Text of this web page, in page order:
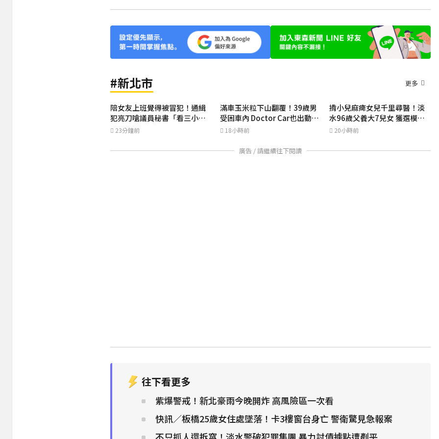
#新北市 更多
陪女友上班覺得被冒犯！通緝
犯亮刀嗆議員秘書「看三小」
落網畫面曝光
23分鐘前
滿車玉米粒下山翻覆！39歲男
受困車內 Doctor Car也出動救
援18小時前
揹小兒麻痺女兒千里尋醫！淡
水96歲父養大7兒女 獲選模範
父親
20小時前
廣告 / 請繼續往下閱讀
往下看更多
紫爆警戒！新北豪雨今晚開炸 高風險區一次看
快訊／板橋25歲女住處墜落！卡3樓窗台身亡 警衛驚見急報案